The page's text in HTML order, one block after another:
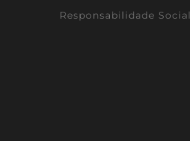
Responsabilidade Social